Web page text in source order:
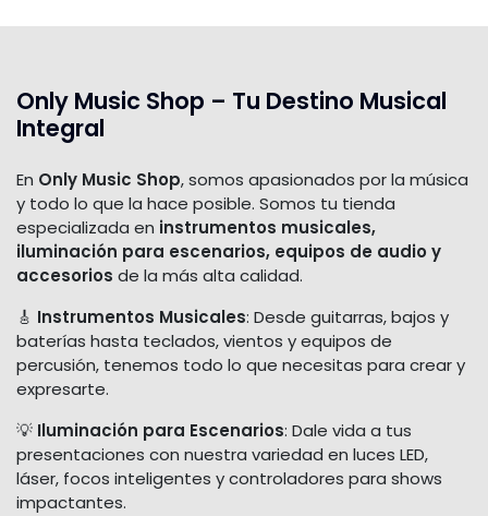
Only Music Shop – Tu Destino Musical
Integral
En Only Music Shop, somos apasionados por la música
y todo lo que la hace posible. Somos tu tienda
especializada en instrumentos musicales,
iluminación para escenarios, equipos de audio y
accesorios de la más alta calidad.
🎸 Instrumentos Musicales: Desde guitarras, bajos y
baterías hasta teclados, vientos y equipos de
percusión, tenemos todo lo que necesitas para crear y
expresarte.
💡 Iluminación para Escenarios: Dale vida a tus
presentaciones con nuestra variedad en luces LED,
láser, focos inteligentes y controladores para shows
impactantes.